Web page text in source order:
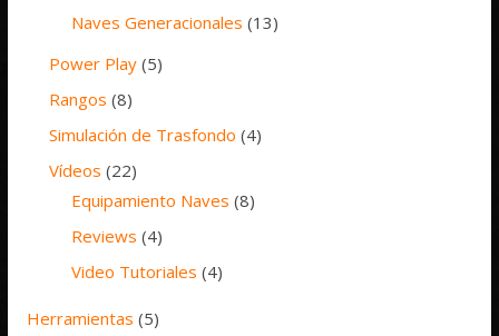
Naves Generacionales (13)
Power Play (5)
Rangos (8)
Simulación de Trasfondo (4)
Vídeos (22)
Equipamiento Naves (8)
Reviews (4)
Video Tutoriales (4)
Herramientas (5)